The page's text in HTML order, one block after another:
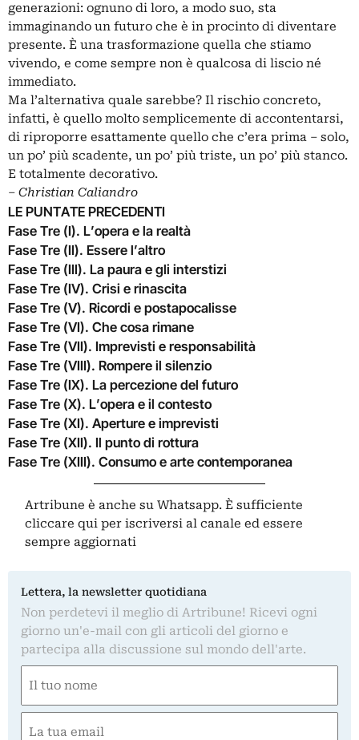
generazioni: ognuno di loro, a modo suo, sta
immaginando un futuro che è in procinto di diventare
presente. È una trasformazione quella che stiamo
vivendo, e come sempre non è qualcosa di liscio né
immediato.
Ma l’alternativa quale sarebbe? Il rischio concreto,
infatti, è quello molto semplicemente di accontentarsi,
di riproporre esattamente quello che c’era prima – solo,
un po’ più scadente, un po’ più triste, un po’ più stanco.
E totalmente decorativo.
‒ Christian Caliandro
LE PUNTATE PRECEDENTI
Fase Tre (I). L’opera e la realtà
Fase Tre (II). Essere l’altro
Fase Tre (III). La paura e gli interstizi
Fase Tre (IV). Crisi e rinascita
Fase Tre (V). Ricordi e postapocalisse
Fase Tre (VI). Che cosa rimane
Fase Tre (VII). Imprevisti e responsabilità
Fase Tre (VIII). Rompere il silenzio
Fase Tre (IX). La percezione del futuro
Fase Tre (X). L’opera e il contesto
Fase Tre (XI). Aperture e imprevisti
Fase Tre (XII). Il punto di rottura
Fase Tre (XIII). Consumo e arte contemporanea
Artribune è anche su Whatsapp. È sufficiente
cliccare qui per iscriversi al canale ed essere
sempre aggiornati
Lettera, la newsletter quotidiana
Non perdetevi il meglio di Artribune! Ricevi ogni
giorno un'e-mail con gli articoli del giorno e
partecipa alla discussione sul mondo dell'arte.
(Obbligatorio)
Nome